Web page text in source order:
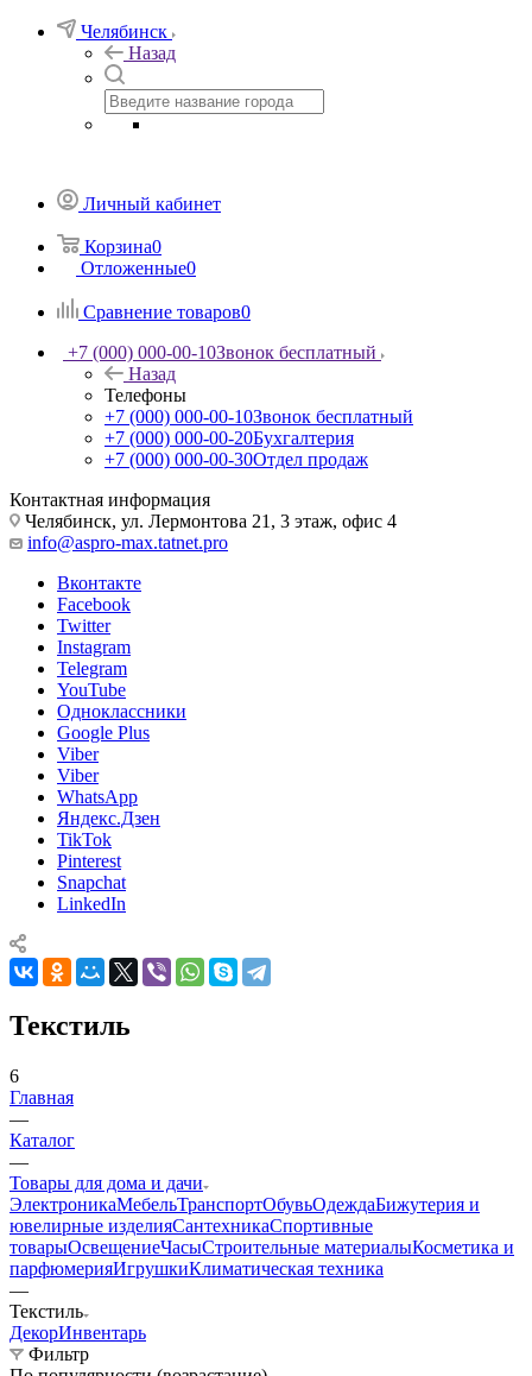
Челябинск
Назад
Личный кабинет
Корзина0
Отложенные0
Сравнение товаров0
+7 (000) 000-00-10Звонок бесплатный
Назад
Телефоны
+7 (000) 000-00-10Звонок бесплатный
+7 (000) 000-00-20Бухгалтерия
+7 (000) 000-00-30Отдел продаж
Контактная информация
Челябинск, ул. Лермонтова 21, 3 этаж, офис 4
info@aspro-max.tatnet.pro
Вконтакте
Facebook
Twitter
Instagram
Telegram
YouTube
Одноклассники
Google Plus
Viber
Viber
WhatsApp
Яндекс.Дзен
TikTok
Pinterest
Snapchat
LinkedIn
Текстиль
6
Главная
—
Каталог
—
Товары для дома и дачи
ЭлектроникаМебельТранспортОбувьОдеждаБижутерия и
ювелирные изделияСантехникаСпортивные
товарыОсвещениеЧасыСтроительные материалыКосметика и
парфюмерияИгрушкиКлиматическая техника
—
Текстиль
ДекорИнвентарь
Фильтр